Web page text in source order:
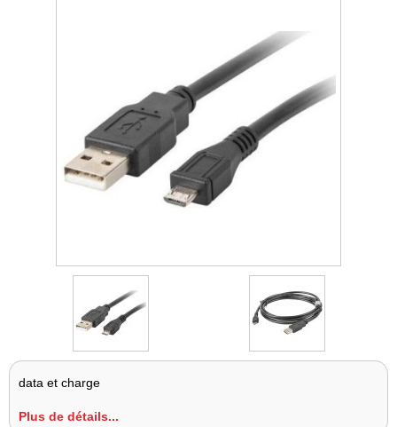
data et charge
Plus de détails...